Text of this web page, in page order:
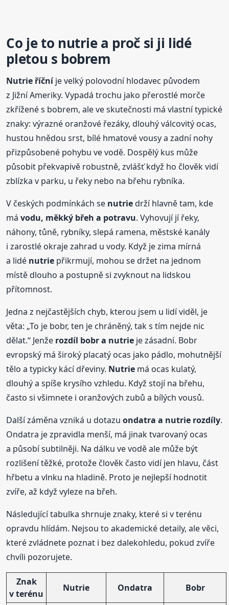
Co je to nutriea proč si ji lidé
pletou s bobrem
Nutrieříčníje velký polovodní hlodavec původem
z Jižní Ameriky. Vypadá trochu jako přerostlé morče
zkřížené s bobrem, ale ve skutečnosti má vlastní typické
znaky: výrazné oranžové řezáky, dlouhý válcovitý ocas,
hustou hnědou srst, bílé hmatové vousy a zadní nohy
přizpůsobené pohybu ve vodě. Dospělý kus může
působit překvapivě robustně, zvlášť když ho člověk vidí
zblízka v parku, u řeky nebo na břehu rybníka.
V českých podmínkách se nutriedrží hlavně tam, kde
mávodu, měkký břeh a potravu. Vyhovují jí řeky,
náhony, tůně, rybníky, slepá ramena, městské kanály
i zarostlé okraje zahrad u vody. Když je zima mírná
a lidé nutrie přikrmují, mohou se držet na jednom
místě dlouho a postupně si zvyknout na lidskou
přítomnost.
Jedna z nejčastějších chyb, kterou jsem u lidí viděl, je
věta: „To je bobr, ten je chráněný, tak s tím nejde nic
dělat.“ Jenže rozdíl bobr a nutrie je zásadní. Bobr
evropský má široký placatý ocas jako pádlo, mohutnější
tělo a typicky kácí dřeviny. Nutrie má ocas kulatý,
dlouhý a spíše krysího vzhledu. Když stojí na břehu,
často si všimnete i oranžových zubů a bílých vousů.
Další záměna vzniká u dotazuondatra a nutrie rozdíly.
Ondatra je zpravidla menší, má jinak tvarovaný ocas
a působí subtilněji. Na dálku ve vodě ale může být
rozlišení těžké, protože člověk často vidí jen hlavu, část
hřbetu a vlnku na hladině. Proto je nejlepší hodnotit
zvíře, až když vyleze na břeh.
Následující tabulka shrnuje znaky, které si v terénu
opravdu hlídám. Nejsou to akademické detaily, ale věci,
které zvládnete poznat i bez dalekohledu, pokud zvíře
chvíli pozorujete.
Znak
v terénu
Nutrie Ondatra Bobr